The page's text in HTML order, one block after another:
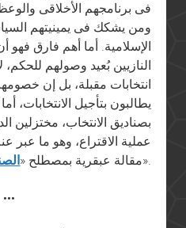
فى برنامجهم الأخلاقى
ومن يشكك فى يمينيتهم
الإسلامية. أما أهم فارق فهو
النازيين بُعيد وصولهم للحكم،
انتخابات مقبلة، بل إن
يطالبون بتأجيل الانتخابات،
بصناديق الانتخاب، مختزلين
عملية الاقتراع، وهو ما
مقالة عبقرية بمصطلح «».
•••